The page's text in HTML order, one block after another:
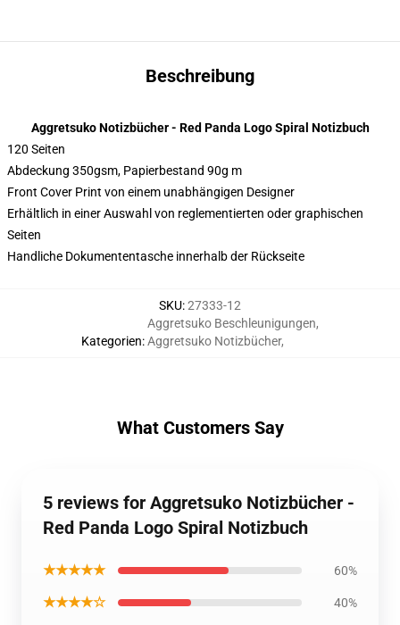
Beschreibung
Aggretsuko Notizbücher - Red Panda Logo Spiral Notizbuch
120 Seiten
Abdeckung 350gsm, Papierbestand 90g m
Front Cover Print von einem unabhängigen Designer
Erhältlich in einer Auswahl von reglementierten oder graphischen
Seiten
Handliche Dokumententasche innerhalb der Rückseite
SKU:27333-12
Kategorien:
Aggretsuko Beschleunigungen,
Aggretsuko Notizbücher,
What Customers Say
5 reviews for Aggretsuko Notizbücher -
Red Panda Logo Spiral Notizbuch
★★★★★ 60%
★★★★☆ 40%